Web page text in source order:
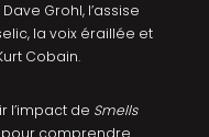
Grohl, l’assise
la voix éraillée et
Cobain.
l’impact de Smells